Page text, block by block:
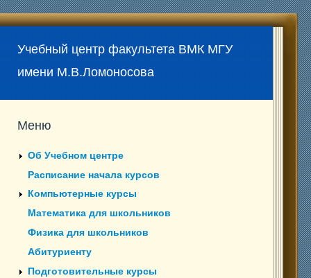
Учебный центр факультета ВМК МГУ
имени М.В.Ломоносова
Меню
Об Учебном центре
Расписание начала курсов
Компьютерные курсы
Математика для школьников
Физика для школьников
Абитуриенту
Подготовительные курсы